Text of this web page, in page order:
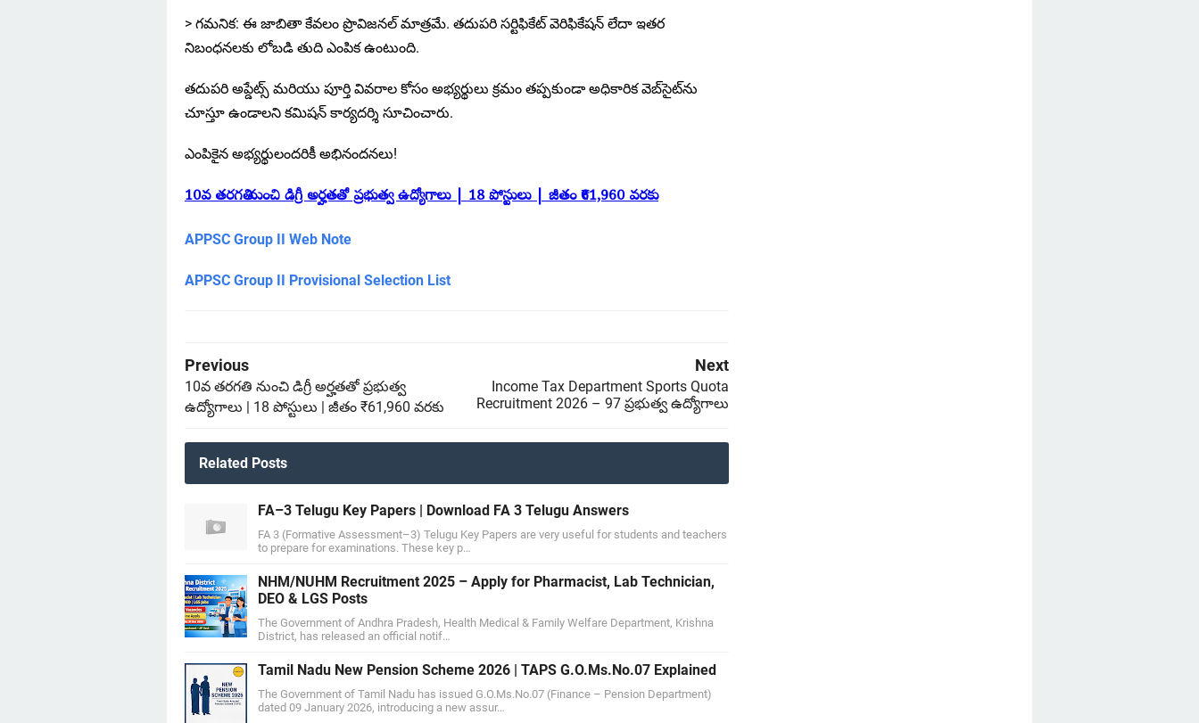
> గమనిక: ఈ జాబితా కేవలం ప్రొవిజనల్ మాత్రమే. తదుపరి సర్టిఫికేట్ వెరిఫికేషన్ లేదా ఇతర
నిబంధనలకు లోబడి తుది ఎంపిక ఉంటుంది.
తదుపరి అప్డేట్స్ మరియు పూర్తి వివరాల కోసం అభ్యర్థులు క్రమం తప్పకుండా అధికారిక వెబ్‌సైట్‌ను
చూస్తూ ఉండాలని కమిషన్ కార్యదర్శి సూచించారు.
ఎంపికైన అభ్యర్థులందరికీ అభినందనలు!
10వ తరగతి నుంచి డిగ్రీ అర్హతతో ప్రభుత్వ ఉద్యోగాలు | 18 పోస్టులు | జీతం ₹61,960 వరకు
APPSC Group II Web Note
APPSC Group II Provisional Selection List
Previous
10వ తరగతి నుంచి డిగ్రీ అర్హతతో ప్రభుత్వ
ఉద్యోగాలు | 18 పోస్టులు | జీతం ₹61,960 వరకు
Next
Income Tax Department Sports Quota
Recruitment 2026 – 97 ప్రభుత్వ ఉద్యోగాలు
Related Posts
FA–3 Telugu Key Papers | Download FA 3 Telugu Answers
FA 3 (Formative Assessment–3) Telugu Key Papers are very useful for students and teachers
to prepare for examinations. These key p…
NHM/NUHM Recruitment 2025 – Apply for Pharmacist, Lab Technician,
DEO & LGS Posts
The Government of Andhra Pradesh, Health Medical & Family Welfare Department, Krishna
District, has released an official notif…
Tamil Nadu New Pension Scheme 2026 | TAPS G.O.Ms.No.07 Explained
The Government of Tamil Nadu has issued G.O.Ms.No.07 (Finance – Pension Department)
dated 09 January 2026, introducing a new assur…